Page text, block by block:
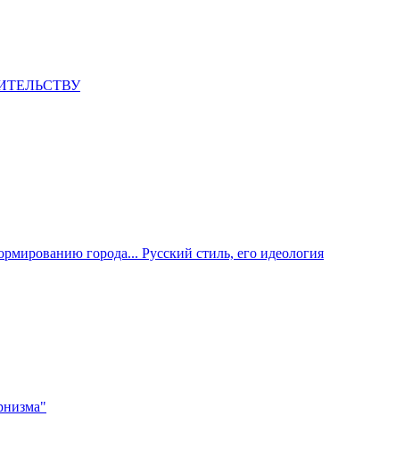
города... Русский стиль, его идеология